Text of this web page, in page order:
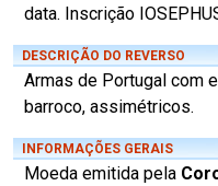
data. Inscrição
DESCRIÇÃO DO REVERSO
Armas de Portugal com
barroco, assimétricos.
INFORMAÇÕES GERAIS
Moeda emitida pela